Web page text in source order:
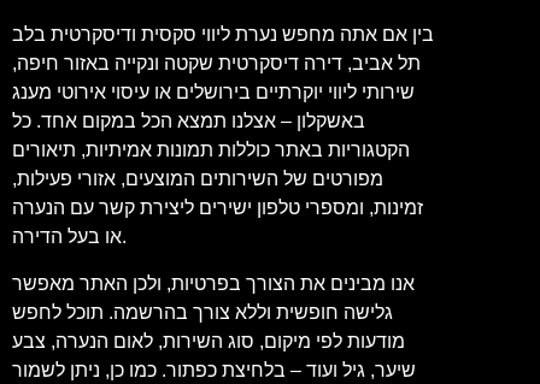
בין אם אתה מחפש נערת ליווי סקסית ודיסקרטית בלב
תל אביב, דירה דיסקרטית שקטה ונקייה באזור חיפה,
שירותי ליווי יוקרתיים בירושלים או עיסוי אירוטי מענג
באשקלון – אצלנו תמצא הכל במקום אחד. כל
הקטגוריות באתר כוללות תמונות אמיתיות, תיאורים
מפורטים של השירותים המוצעים, אזורי פעילות,
זמינות, ומספרי טלפון ישירים ליצירת קשר עם הנערה
או בעל הדירה.
אנו מבינים את הצורך בפרטיות, ולכן האתר מאפשר
גלישה חופשית וללא צורך בהרשמה. תוכל לחפש
מודעות לפי מיקום, סוג השירות, לאום הנערה, צבע
שיער, גיל ועוד – בלחיצת כפתור. כמו כן, ניתן לשמור